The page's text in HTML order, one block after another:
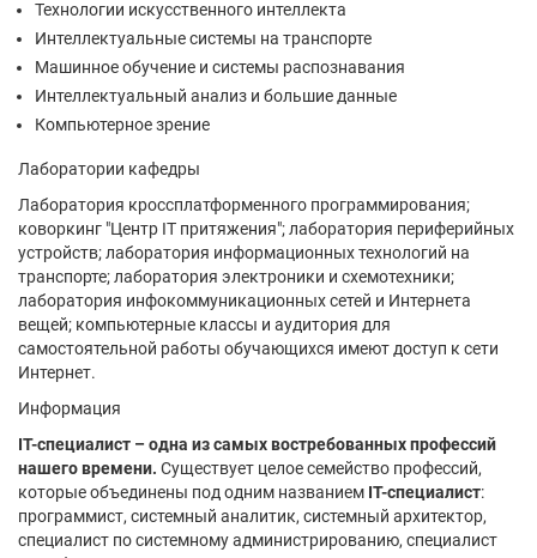
Технологии искусственного интеллекта
Интеллектуальные системы на транспорте
Машинное обучение и системы распознавания
Интеллектуальный анализ и большие данные
Компьютерное зрение
Лаборатории кафедры
Лаборатория кроссплатформенного программирования;
коворкинг "Центр IT притяжения"; лаборатория периферийных
устройств; лаборатория информационных технологий на
транспорте; лаборатория электроники и схемотехники;
лаборатория инфокоммуникационных сетей и Интернета
вещей; компьютерные классы и аудитория для
самостоятельной работы обучающихся имеют доступ к сети
Интернет.
Информация
IT-специалист – одна из самых востребованных профессий
нашего времени. Существует целое семейство профессий,
которые объединены под одним названием IT-специалист:
программист, системный аналитик, системный архитектор,
специалист по системному администрированию, специалист